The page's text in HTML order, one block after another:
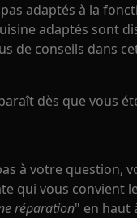
adaptés à la
adaptés sont
de conseils dans
dès que vous
à votre question,
qui vous convient
réparation" en haut